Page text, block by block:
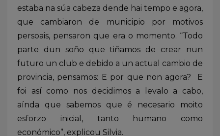
estaba na súa cabeza dende hai tempo e agora,
que cambiaron de municipio por motivos
persoais, pensaron que era o momento. “Todo
parte dun soño que tiñamos de crear nun
futuro un club e debido a un actual cambio de
provincia, pensamos: E por que non agora? E
foi así como nos decidimos a levalo a cabo,
aínda que sabemos que é necesario moito
esforzo inicial, tanto humano como
económico”, explicou Silvia.